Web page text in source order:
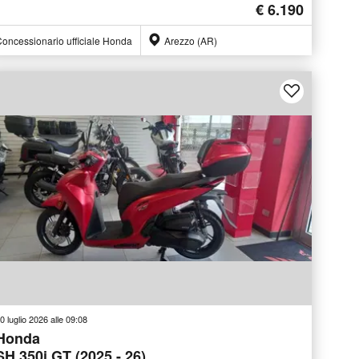
€ 6.190
ufficiale Honda Arezzo (AR)
luglio 2026 alle 09:08